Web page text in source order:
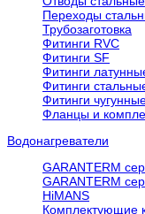
Переходы
Трубозаготовка
Фитинги RVC
Фитинги SF
Фитинги
Фитинги
Фитинги
Фланцы и
Водонагреватели
GARANTERM
GARANTERM
HiMANS
Комплектующие